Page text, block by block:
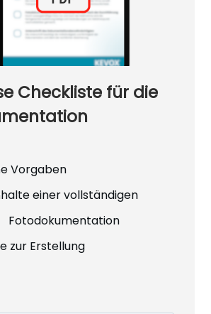
Checkliste für die
Vorgaben
einer vollständigen
Fotodokumentation
zur Erstellung